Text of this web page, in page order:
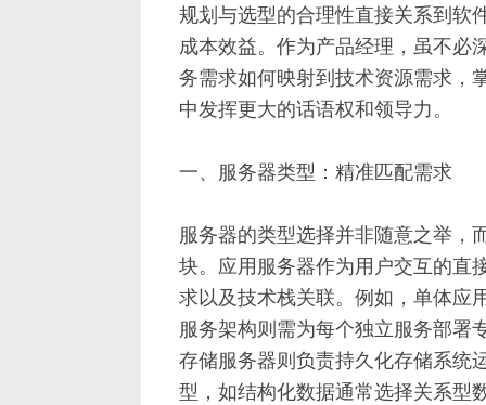
规划与选型的合理性直接关系到软
成本效益。作为产品经理，虽不必
务需求如何映射到技术资源需求，
中发挥更大的话语权和领导力。
一、服务器类型：精准匹配需求
服务器的类型选择并非随意之举，
块。应用服务器作为用户交互的直
求以及技术栈关联。例如，单体应
服务架构则需为每个独立服务部署
存储服务器则负责持久化存储系统
型，如结构化数据通常选择关系型